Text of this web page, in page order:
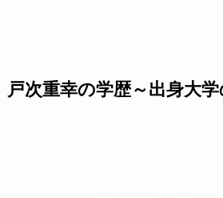
戸次重幸の学歴～出身大学